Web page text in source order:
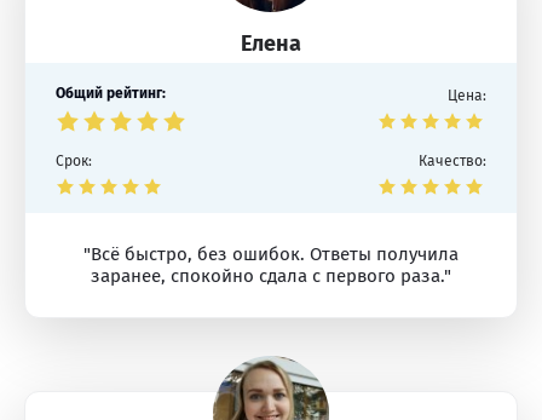
Елена
Общий рейтинг: Цена:
Срок: Качество:
"Всё быстро, без ошибок. Ответы получила
заранее, спокойно сдала с первого раза."